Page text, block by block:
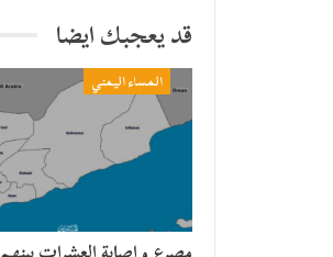
قد يعجبك ايضا
المساء اليمني